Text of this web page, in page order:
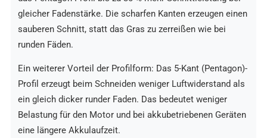
gleicher Fadenstärke. Die scharfen Kanten erzeugen einen
sauberen Schnitt, statt das Gras zu zerreißen wie bei
runden Fäden.
Ein weiterer Vorteil der Profilform: Das 5-Kant (Pentagon)-
Profil erzeugt beim Schneiden weniger Luftwiderstand als
ein gleich dicker runder Faden. Das bedeutet weniger
Belastung für den Motor und bei akkubetriebenen Geräten
eine längere Akkulaufzeit.